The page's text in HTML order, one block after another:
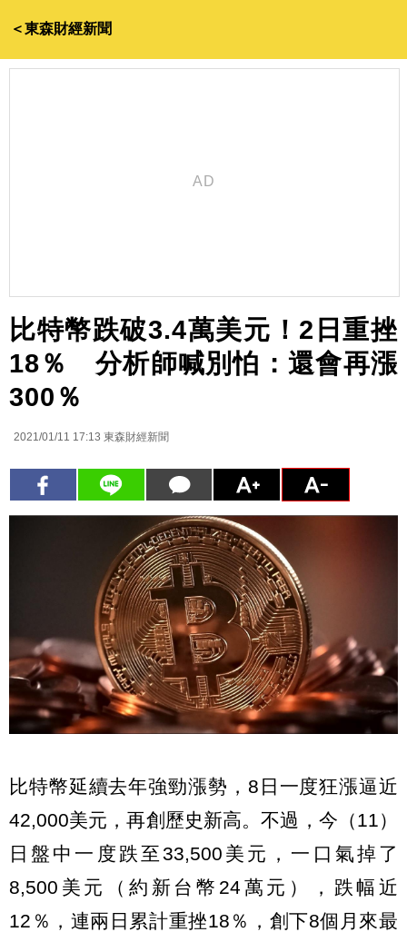
＜東森財經新聞
比特幣跌破3.4萬美元！2日重挫
18％ 分析師喊別怕：還會再漲
300％
2021/01/11 17:13 東森財經新聞
比特幣延續去年強勁漲勢，8日一度狂漲逼近
42,000美元，再創歷史新高。不過，今（11）
日盤中一度跌至33,500美元，一口氣掉了
8,500美元（約新台幣24萬元），跌幅近
12％，連兩日累計重挫18％，創下8個月來最